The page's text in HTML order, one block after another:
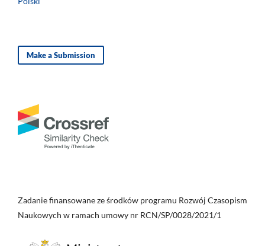
Make a Submission
Zadanie finansowane ze środków programu Rozwój Czasopism
Naukowych w ramach umowy nr RCN/SP/0028/2021/1